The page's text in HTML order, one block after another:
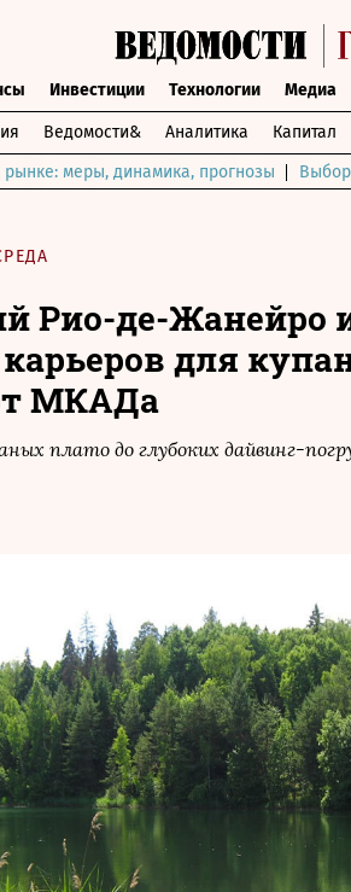
Инвестиции Технологии Медиа
Ведомости& Аналитика Капитал
меры, динамика, прогнозы
Рио-де-Жанейро
для
МКАДа
плато до глубоких дайвинг-